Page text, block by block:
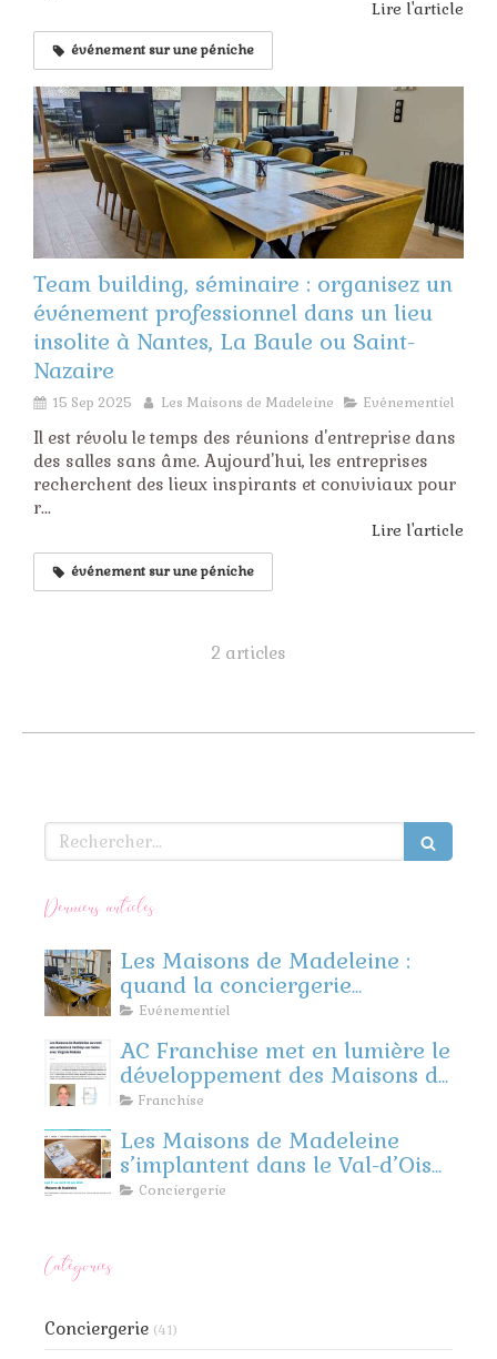
Lire l'article
événement sur une péniche
Team building, séminaire : organisez un
événement professionnel dans un lieu
insolite à Nantes, La Baule ou Saint-
Nazaire
15 Sep 2025 Les Maisons de Madeleine Evénementiel
Il est révolu le temps des réunions d'entreprise dans
des salles sans âme. Aujourd'hui, les entreprises
recherchent des lieux inspirants et conviviaux pour
r...
Lire l'article
événement sur une péniche
2 articles
Rechercher
Derniers articles
Les Maisons de Madeleine :
quand la conciergerie
rencontre l’événementiel
d’entreprise
Evénementiel
AC Franchise met en lumière le
développement des Maisons de
Madeleine
Franchise
Les Maisons de Madeleine
s’implantent dans le Val-d’Oise
et les Yvelines !
Conciergerie
Catégories
Conciergerie (41)